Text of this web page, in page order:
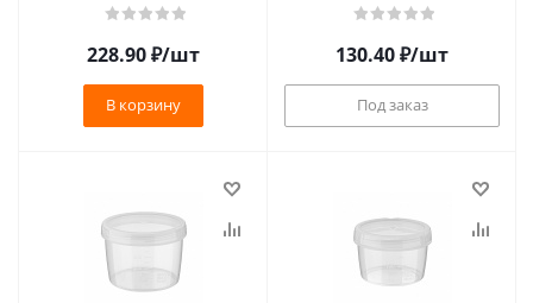
228.90₽/шт
В корзину
130.40₽/шт
Под заказ